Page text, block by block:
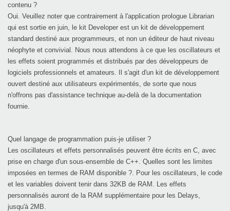
contenu ?
Oui. Veuillez noter que contrairement à l'application prologue Librarian
qui est sortie en juin, le kit Developer est un kit de développement
standard destiné aux programmeurs, et non un éditeur de haut niveau
néophyte et convivial. Nous nous attendons à ce que les oscillateurs et
les effets soient programmés et distribués par des développeurs de
logiciels professionnels et amateurs. Il s'agit d'un kit de développement
ouvert destiné aux utilisateurs expérimentés, de sorte que nous
n'offrons pas d'assistance technique au-delà de la documentation
fournie.
Quel langage de programmation puis-je utiliser ?
Les oscillateurs et effets personnalisés peuvent être écrits en C, avec
prise en charge d'un sous-ensemble de C++. Quelles sont les limites
imposées en termes de RAM disponible ?. Pour les oscillateurs, le code
et les variables doivent tenir dans 32KB de RAM. Les effets
personnalisés auront de la RAM supplémentaire pour les Delays,
jusqu'à 2MB.